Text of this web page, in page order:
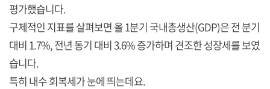
평가했습니다.
구체적인 지표를 살펴보면 올 1분기 국내총생산(GDP)은 전 분기
대비 1.7%, 전년 동기 대비 3.6% 증가하며 견조한 성장세를 보였
습니다.
특히 내수 회복세가 눈에 띄는데요.